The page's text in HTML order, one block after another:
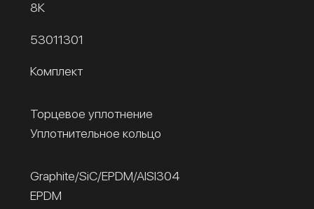
8К
53011301
Комплект
Торцевое уплотнение
Уплотнительное кольцо
Graphite/SiC/EPDM/AISI304
EPDM